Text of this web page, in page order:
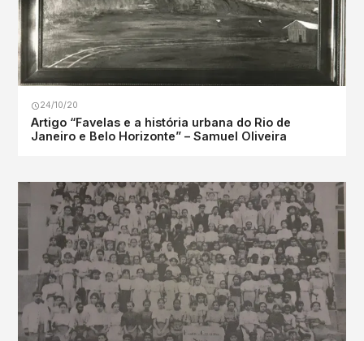
24/10/20
Artigo “Favelas e a história urbana do Rio de
Janeiro e Belo Horizonte” – Samuel Oliveira